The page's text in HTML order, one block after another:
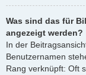
Was sind das für
angezeigt werden?
In der
Benutzernamen
Rang verknüpft: Oft